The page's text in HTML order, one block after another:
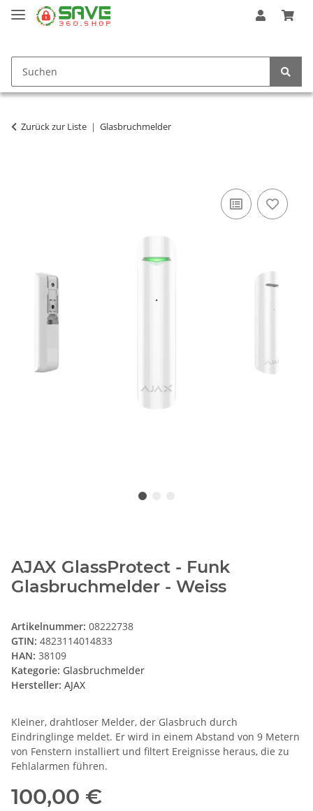
Zurück zur Liste Glasbruchmelder
AJAX GlassProtect - Funk
Glasbruchmelder - Weiss
Artikelnummer: 08222738
GTIN: 4823114014833
HAN: 38109
Kategorie: Glasbruchmelder
Hersteller: AJAX
Kleiner, drahtloser Melder, der Glasbruch durch
Eindringlinge meldet. Er wird in einem Abstand von 9 Metern
von Fenstern installiert und filtert Ereignisse heraus, die zu
Fehlalarmen führen.
100,00 €